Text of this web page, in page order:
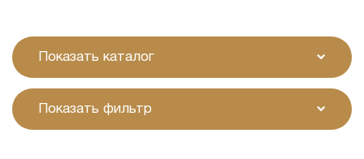
Показать каталог
Показать фильтр